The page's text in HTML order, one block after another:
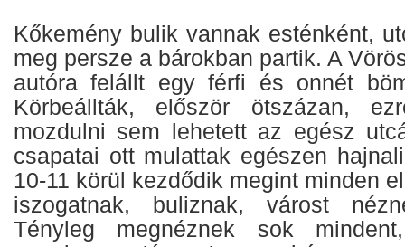
Kőkemény bulik vannak esténként,
meg persze a bárokban partik. A
autóra felállt egy férfi és onnét
Körbeállták, először ötszázan,
mozdulni sem lehetett az egész
csapatai ott mulattak egészen
10-11 körül kezdődik megint minden
iszogatnak, buliznak, várost
Tényleg megnéznek sok